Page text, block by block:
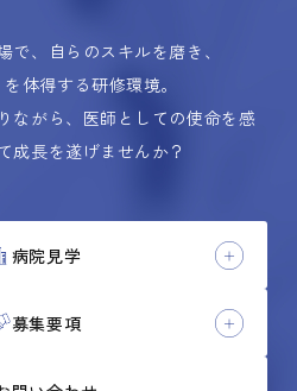
で、自らのスキルを磨き、
体得する研修環境。
ながら、医師としての使命を感
成長を遂げませんか？
病院見学
募集要項